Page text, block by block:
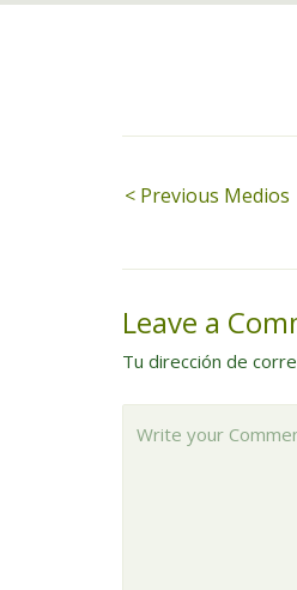
de
< Previous Medios
Leave a
Tu dirección de